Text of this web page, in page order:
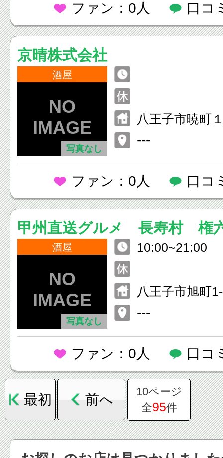
ファン：0人 口コ
京晴株式会社
酒屋
写真なし
八王子市暁町
---
ファン：0人 口コ
甲州直送グルメ 長寿村 権
酒屋
写真なし
10:00~21:00
八王子市旭町
---
ファン：0人 口コ
最初 前へ
10ページ
全95件